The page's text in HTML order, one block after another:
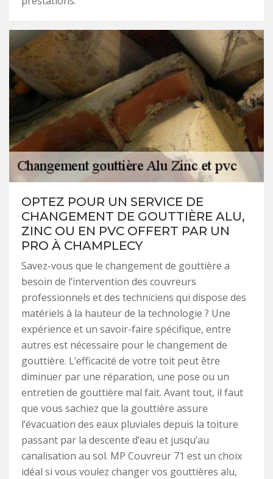
OPTEZ POUR UN SERVICE DE
CHANGEMENT DE GOUTTIÈRE ALU,
ZINC OU EN PVC OFFERT PAR UN
PRO À CHAMPLECY
Savez-vous que le changement de gouttière a
besoin de l’intervention des couvreurs
professionnels et des techniciens qui dispose des
matériels à la hauteur de la technologie ? Une
expérience et un savoir-faire spécifique, entre
autres est nécessaire pour le changement de
gouttière. L’efficacité de votre toit peut être
diminuer par une réparation, une pose ou un
entretien de gouttière mal fait. Avant tout, il faut
que vous sachiez que la gouttière assure
l’évacuation des eaux pluviales depuis la toiture
passant par la descente d’eau et jusqu’au
canalisation au sol. MP Couvreur 71 est un choix
idéal si vous voulez changer vos gouttières alu,